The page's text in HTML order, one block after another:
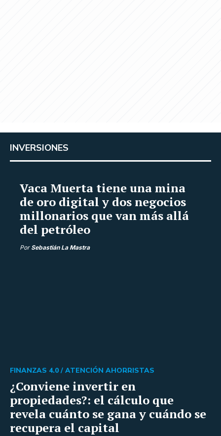
INVERSIONES
Vaca Muerta tiene una mina
de oro digital y dos negocios
millonarios que van más allá
del petróleo
Por Sebastián La Mastra
¿Conviene invertir en
propiedades?: el cálculo que
revela cuánto se gana y cuándo se
recupera el capital
FINANZAS 4.0 / ATENCIÓN AHORRISTAS